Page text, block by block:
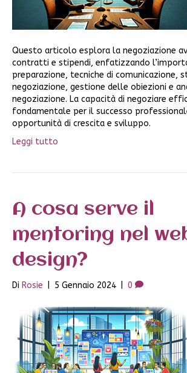
Questo articolo esplora la negoziazione
contratti e stipendi, enfatizzando
preparazione, tecniche di comunicazione,
negoziazione, gestione delle obiezioni e
negoziazione. La capacità di negoziare
fondamentale per il successo
opportunità di crescita e sviluppo.
Leggi tutto
A cosa serve il
mentoring nel
design?
Di Rosie 5 Gennaio 2024 0